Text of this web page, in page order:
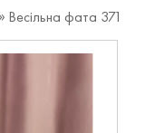
Весільна фата 371